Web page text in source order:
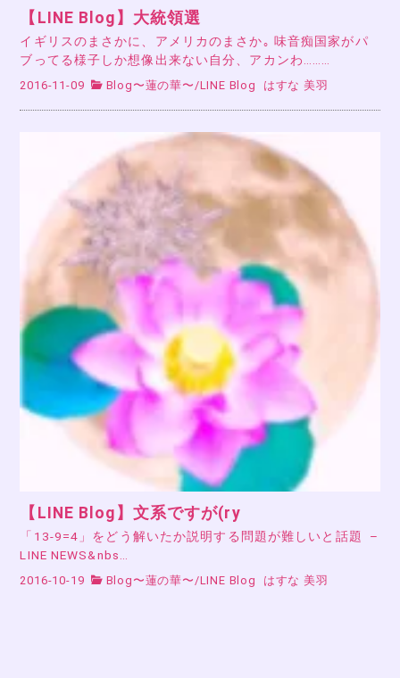
【LINE Blog】大統領選
イギリスのまさかに、アメリカのまさか｡ 味音痴国家がパ
ブってる様子しか想像出来ない自分、アカンわ………
2016-11-09 Blog〜蓮の華〜 /LINE Blog はすな 美羽
【LINE Blog】文系ですが(ry
「13-9=4」をどう解いたか説明する問題が難しいと話題 –
LINE NEWS&nbs…
2016-10-19 Blog〜蓮の華〜 /LINE Blog はすな 美羽